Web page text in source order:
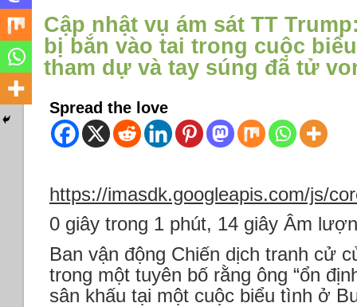
Cập nhật vụ ám sát TT
bị bắn vào tai trong cuộc
tham dự và tay súng đã tử
Spread the love
https://imasdk.googleapis.com/js/
0 giây trong 1 phút, 14 giây Âm
Ban vận động Chiến dịch tranh cử
trong một tuyên bố rằng ông “ổn
sân khấu tại một cuộc biểu tình ở